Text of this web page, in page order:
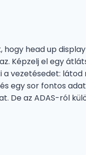
hogy head up
Képzelj el egy
vezetésedet: látod
egy sor fontos
De az ADAS-ról